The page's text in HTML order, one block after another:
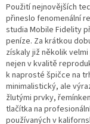
Použití nejnovějších
přineslo fenomenální
studia Mobile Fidelity
peníze. Za krátkou
získaly již několik
nejen v kvalitě
k naprosté špičce na
minimalistický, ale
žlutými prvky,
tlačítka na
používaných v